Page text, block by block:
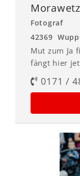
Fotograf
42369
Mut zum Ja
fängt hier
0171 /